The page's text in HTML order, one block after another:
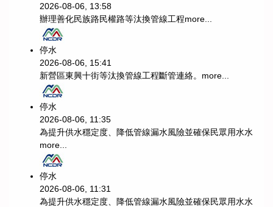
2026-08-06, 13:58
辦理善化民族路民權路等汰換管線工程more...
停水
2026-08-06, 15:41
新營區東興十街等汰換管線工程斷管連絡。 more...
停水
2026-08-06, 11:35
為提升供水穩定度、降低管線漏水風險並確保民眾用水水
more...
停水
2026-08-06, 11:31
為提升供水穩定度、降低管線漏水風險並確保民眾用水水